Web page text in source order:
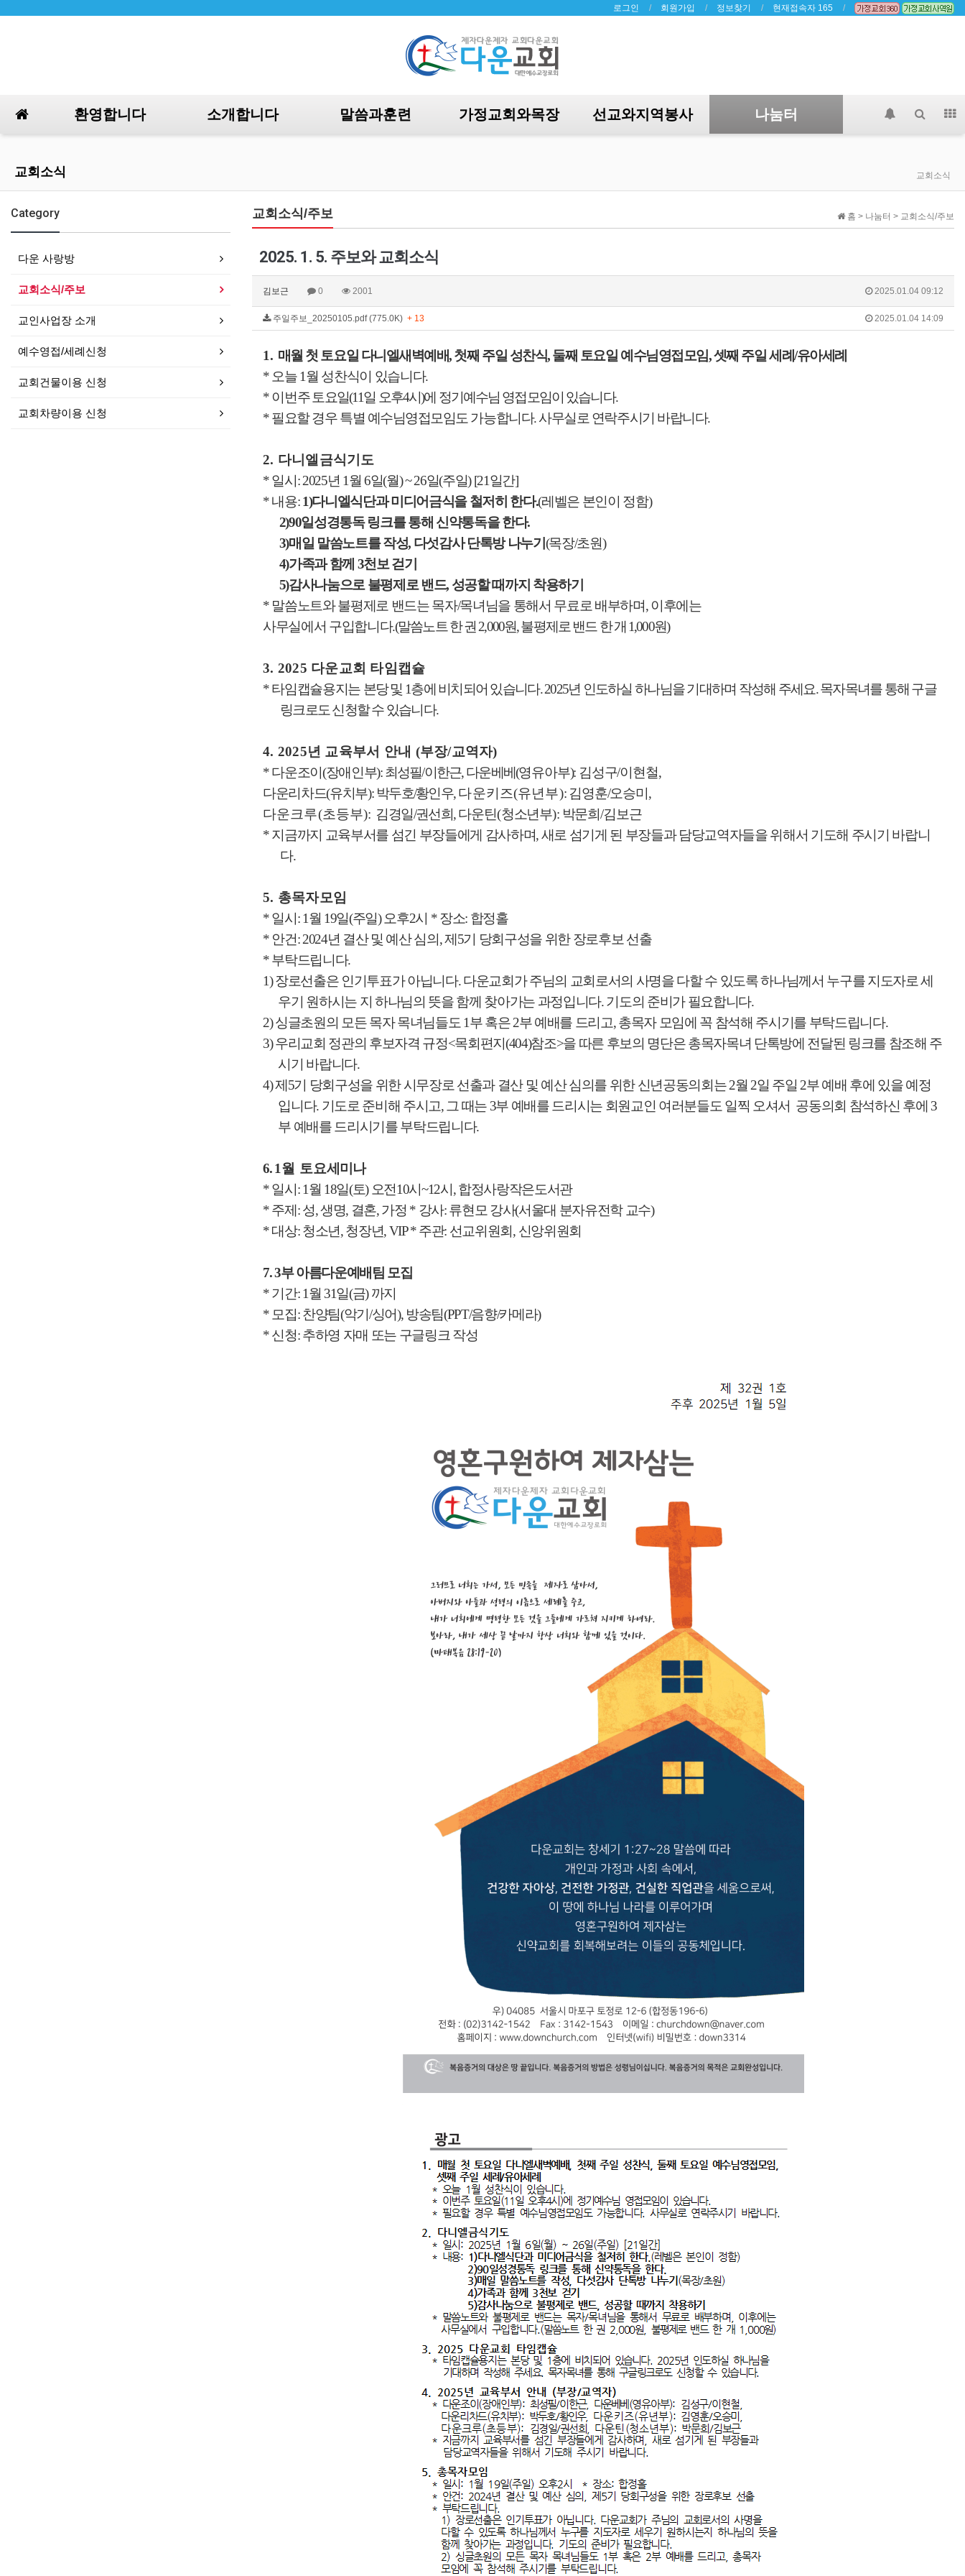
로그인 회원가입 정보찾기 현재접속자 165
환영합니다 소개합니다 말씀과훈련 가정교회와목장 선교와지역봉사 나눔터
교회소식 교회소식
홈 > 나눔터 > 교회소식/주보
교회소식/주보
2025. 1. 5. 주보와 교회소식
김보근 0 2001 2025.01.04 09:12
2025.01.04 14:09
주일주보_20250105.pdf (775.0K) + 13
1. 매월 첫 토요일 다니엘새벽예배,첫째 주일 성찬식,둘째 토요일 예수님영접모임,셋째 주일 세례/유아세례
* 오늘1월 성찬식이 있습니다.
* 이번주 토요일(11일 오후4시)에 정기예수님 영접모임이 있습니다.
*필요할 경우 특별 예수님영접모임도 가능합니다.사무실로 연락주시기 바랍니다.
2. 다니엘금식기도
*일시 : 2025년 1월6일(월) ~ 26일(주일) [21일간]
*내용:1)다니엘식단과 미디어금식을 철저히 한다.(레벨은 본인이 정함)
2)90일성경통독 링크를 통해 신약통독을 한다.
3)매일 말씀노트를 작성, 다섯감사 단톡방 나누기 (목장/초원)
4)가족과 함께 3천보 걷기
5)감사나눔으로 불평제로 밴드, 성공할 때까지 착용하기
* 말씀노트와 불평제로 밴드는 목자/목녀님을 통해서 무료로 배부하며, 이후에는
사무실에서 구입합니다.(말씀노트 한 권 2,000원,불평제로 밴드 한 개 1,000원)
3. 2025 다운교회 타임캡슐
*타임캡슐용지는 본당 및 1층에 비치되어 있습니다. 2025년 인도하실 하나님을 기대하며 작성해 주세요.목자목녀를 통해 구글
링크로도 신청할 수 있습니다.
4. 2025년 교육부서 안내 (부장/교역자)
*다운조이(장애인부):최성필/이한근,다운베베(영유아부): 김성구/이현철,
다운리차드(유치부): 박두호/황인우, 다운키즈(유년부): 김영훈/오승미 ,
다운크루(초등부): 김경일/권선희,다운틴(청소년부): 박문희/김보근
*지금까지 교육부서를 섬긴 부장들에게 감사하며,새로 섬기게 된 부장들과 담당교역자들을 위해서 기도해 주시기 바랍니
다.
5. 총목자모임
*일시 : 1월 19일(주일) 오후2시 *장소: 합정홀
* 안건: 2024년 결산 및 예산 심의 ,제 5기 당회구성을 위한 장로후보 선출
*부탁드립니다.
1)장로선출은 인기투표가 아닙니다.다운교회가 주님의 교회로서의 사명을 다할 수 있도록 하나님께서 누구를 지도자로 세
우기 원하시는 지 하나님의 뜻을 함께 찾아가는 과정입니다.기도의 준비가 필요합니다.
2)싱글초원의 모든 목자 목녀님들도 1부 혹은2부 예배를 드리고,총목자 모임에 꼭 참석해 주시기를 부탁드립니다.
3)우리교회 정관의 후보자격 규정<목회편지(404)참조>을 따른 후보의 명단은 총목자목녀 단톡방에 전달된 링크를 참조해 주
시기 바랍니다.
4)제 5기 당회구성을 위한 시무장로 선출과 결산 및 예산 심의를 위한 신년공동의회는2월 2일 주일 2부 예배 후에 있을 예정
입니다. 기도로 준비해 주시고, 그 때는 3부 예배를 드리시는 회원교인 여러분들도 일찍 오셔서 공동의회 참석하신 후에 3
부 예배를 드리시기를 부탁드립니다.
6.1월 토요세미나
*일시 : 1월 18일(토) 오전10시~12시 ,합정사랑작은도서관
*주제 :성,생명, 결혼,가정 * 강사:류현모 강사(서울대 분자유전학 교수)
*대상:청소년,청장년, VIP*주관: 선교위원회 , 신앙위원회
7. 3부 아름다운예배팀 모집
*기간: 1월 31일(금)까지
* 모집:찬양팀(악기/싱어), 방송팀(PPT/음향/카메라)
*신청:추하영 자매 또는 구글링크 작성
Category
다운 사랑방
교회소식/주보
교인사업장 소개
예수영접/세례신청
교회건물이용 신청
교회차량이용 신청